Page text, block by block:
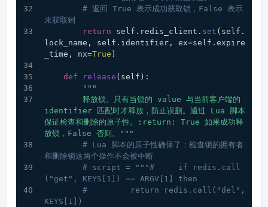
# 返回 True 表示成功获取锁，False 表示
未获取到
return self.redis_client. set (self.
lock_name, self.identifier, ex=self.expire
_time, nx=True )
def release ( self ):
"""
identifier 匹配时才释放，防止误删。通过 Lua 脚本
保证检查和删除的原子性。:return: True 如果成功释
放锁，False 否则。"""
# Lua 脚本的原子性确保了：检查锁的拥有者
和删除锁这两个操作不会被中断
# script = """#     if redis.call
("get", KEYS[1]) == ARGV[1] then
#         return redis.call("del",
KEYS[1])